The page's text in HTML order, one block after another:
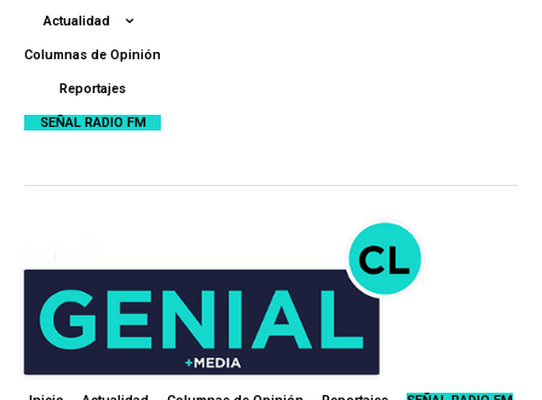
Actualidad
Columnas de Opinión
Reportajes
SEÑAL RADIO FM